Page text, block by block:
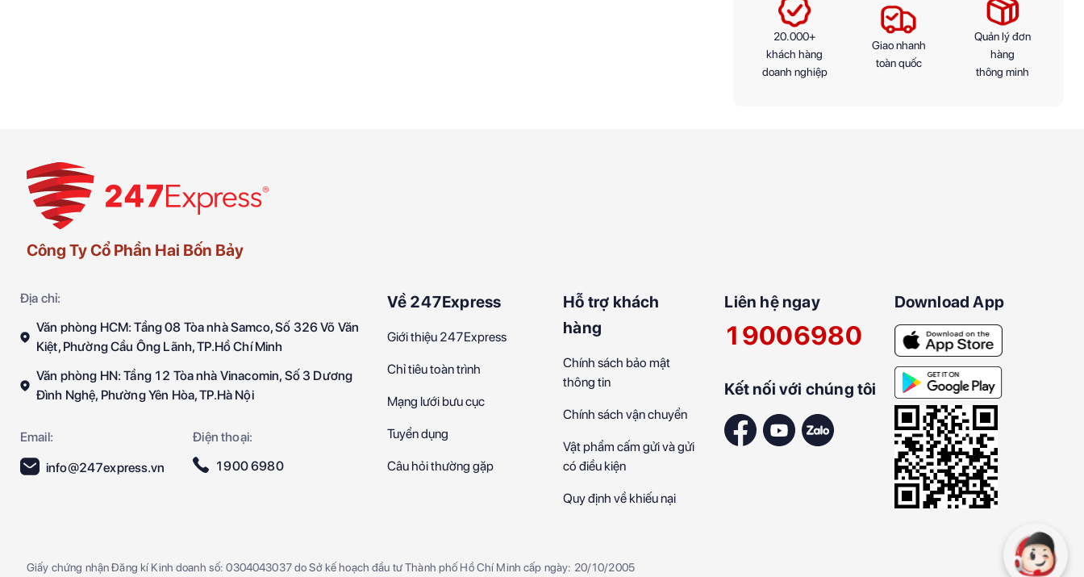
20.000+
khách hàng
doanh nghiệp
Giao nhanh
toàn quốc
Quản lý đơn
hàng
thông minh
Công Ty Cổ Phần Hai Bốn Bảy
Địa chỉ:
Văn phòng HCM: Tầng 08 Tòa nhà Samco, Số 326 Võ Văn
Kiệt, Phường Cầu Ông Lãnh, TP.Hồ Chí Minh
Văn phòng HN: Tầng 12 Tòa nhà Vinacomin, Số 3 Dương
Đình Nghệ, Phường Yên Hòa, TP.Hà Nội
Email:
Điện thoại:
info@247express.vn
1900 6980
Về 247Express
Giới thiệu 247Express
Chỉ tiêu toàn trình
Mạng lưới bưu cục
Tuyển dụng
Câu hỏi thường gặp
Hỗ trợ khách
hàng
Chính sách bảo mật
thông tin
Chính sách vận chuyển
Vật phẩm cấm gửi và gửi
có điều kiện
Quy định về khiếu nại
Liên hệ ngay
19006980
Kết nối với chúng tôi
Download App
Giấy chứng nhận Đăng kí Kinh doanh số: 0304043037 do Sở kế hoạch đầu tư Thành phố Hồ Chí Minh cấp ngày: 20/10/2005